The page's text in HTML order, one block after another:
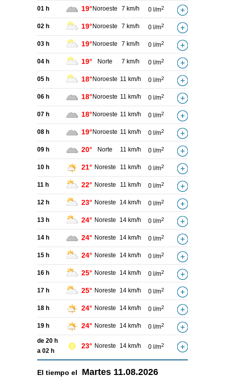
01 h 19° Noroeste 7 km/h 0 l/m2
02 h 19° Noroeste 7 km/h 0 l/m2
03 h 19° Noroeste 7 km/h 0 l/m2
04 h 19° Norte 7 km/h 0 l/m2
05 h 18° Noroeste 11 km/h 0 l/m2
06 h 18° Noroeste 11 km/h 0 l/m2
07 h 18° Noroeste 11 km/h 0 l/m2
08 h 19° Noroeste 11 km/h 0 l/m2
09 h 20° Norte 11 km/h 0 l/m2
10 h 21° Noreste 11 km/h 0 l/m2
11 h 22° Noreste 11 km/h 0 l/m2
12 h 23° Noreste 14 km/h 0 l/m2
13 h 24° Noreste 14 km/h 0 l/m2
14 h 24° Noreste 14 km/h 0 l/m2
15 h 24° Noreste 14 km/h 0 l/m2
16 h 25° Noreste 14 km/h 0 l/m2
17 h 25° Noreste 14 km/h 0 l/m2
18 h 24° Noreste 14 km/h 0 l/m2
19 h 24° Noreste 14 km/h 0 l/m2
de 20 h
a 02 h
23° Noreste 14 km/h 0 l/m2
El tiempo el Martes 11.08.2026